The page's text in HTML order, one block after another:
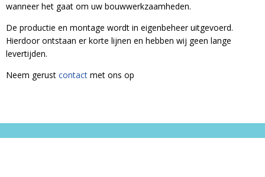
wanneer het gaat om uw bouwwerkzaamheden.
De productie en montage wordt in eigenbeheer uitgevoerd.
Hierdoor ontstaan er korte lijnen en hebben wij geen lange
levertijden.
Neem gerust contact met ons op